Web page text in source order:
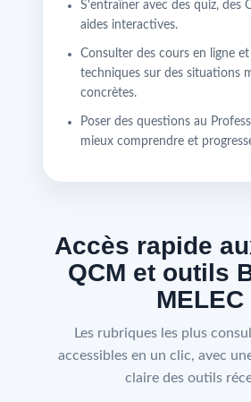
S'entraîner avec des quiz, des
aides interactives.
Consulter des cours en ligne et
techniques sur des situations
concrètes.
Poser des questions au
mieux comprendre et
Accès rapide
QCM et outils
MELEC
Les rubriques les plus
accessibles en un clic, avec
claire des outils